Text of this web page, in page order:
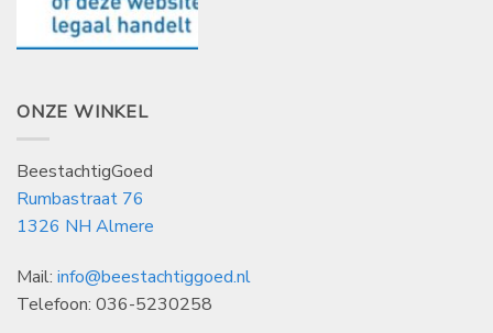
ONZE WINKEL
BeestachtigGoed
Rumbastraat 76
1326 NH Almere
Mail: info@beestachtiggoed.nl
Telefoon: 036-5230258